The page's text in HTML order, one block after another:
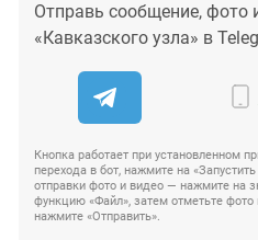
Отправь сообщение, фото
«Кавказского узла» в
Кнопка работает при установленном
перехода в бот, нажмите на
отправки фото и видео — нажмите на
функцию «Файл», затем отметьте фото
нажмите «Отправить».